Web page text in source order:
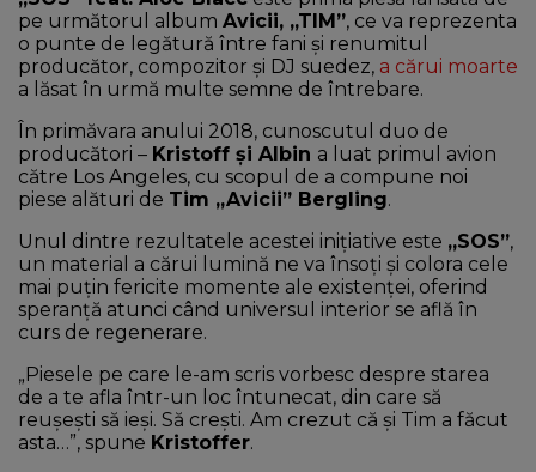
pe următorul album Avicii, „TIM”, ce va reprezenta
o punte de legătură între fani și renumitul
producător, compozitor și DJ suedez, a cărui moarte
a lăsat în urmă multe semne de întrebare.
În primăvara anului 2018, cunoscutul duo de
producători – Kristoff și Albin a luat primul avion
către Los Angeles, cu scopul de a compune noi
piese alături de Tim „Avicii” Bergling.
Unul dintre rezultatele acestei inițiative este „SOS”,
un material a cărui lumină ne va însoți și colora cele
mai puțin fericite momente ale existenței, oferind
speranță atunci când universul interior se află în
curs de regenerare.
„Piesele pe care le-am scris vorbesc despre starea
de a te afla într-un loc întunecat, din care să
reușești să ieși. Să crești. Am crezut că și Tim a făcut
asta…”, spune Kristoffer.